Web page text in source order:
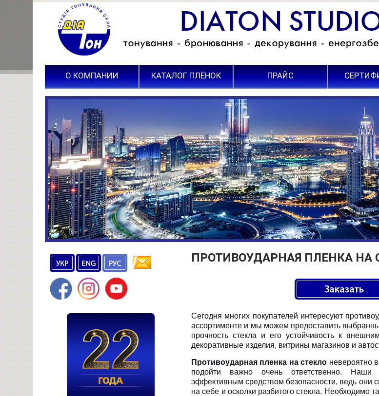
О КОМПАНИИ КАТАЛОГ ПЛЁНОК ПРАЙС
ПРОТИВОУДАРНАЯ ПЛЕНКА НА
Сегодня многих покупателей интересуют
ассортименте и мы можем предоставить
прочность стекла и его устойчивость к
декоративные изделия, витрины магазинов и
Противоударная пленка на стекло невероятно
подойти важно очень ответственно. Наши
эффективным средством безопасности, ведь они
на себе и осколки разбитого стекла. Необходимо